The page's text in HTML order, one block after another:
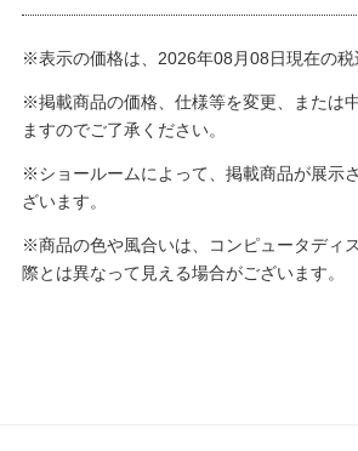
※表示の価格は、2026年08月08日現在の税
※掲載商品の価格、仕様等を変更、または
ますのでご了承ください。
※ショールームによって、掲載商品が展示
ざいます。
※商品の色や風合いは、コンピュータディ
際とは異なって見える場合がございます。